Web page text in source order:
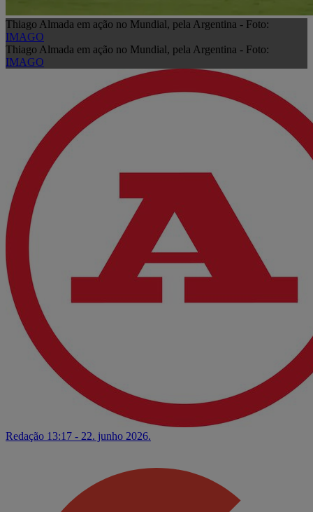
Thiago Almada em ação no Mundial, pela Argentina - Foto:
IMAGO
Thiago Almada em ação no Mundial, pela Argentina - Foto:
IMAGO
Redação 13:17 - 22. junho 2026.